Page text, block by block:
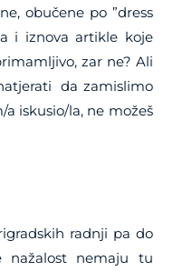
obučene po ”dress
i iznova artikle koje
zar ne? Ali
da zamislimo
iskusio/la, ne možeš
radnji pa do
nažalost nemaju tu